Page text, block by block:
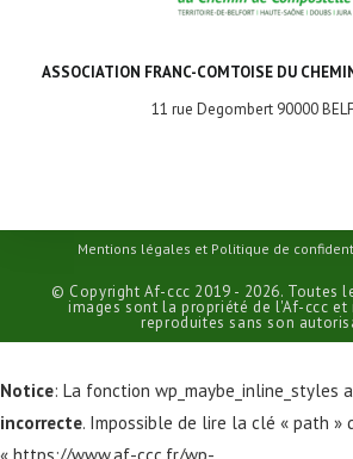
ASSOCIATION FRANC-COMTOISE DU
11 rue Degombert 90000
Mentions légales et Politique de
© Copyright Af-ccc 2019 - 2026. Toutes
images sont la propriété de l'Af-ccc et
reproduites sans son
Notice: La fonction wp_maybe_inline_styles
incorrecte. Impossible de lire la clé « path